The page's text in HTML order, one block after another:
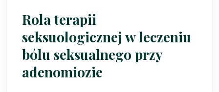
Rola terapii
seksuologicznej w leczeniu
bólu seksualnego przy
adenomiozie